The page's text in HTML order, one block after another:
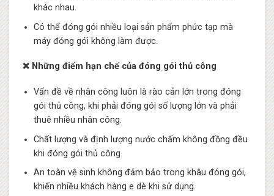
khác nhau.
Có thể đóng gói nhiều loại sản phẩm phức tạp mà
máy đóng gói không làm được.
❌ Những điểm hạn chế của đóng gói thủ công
Vấn đề về nhân công luôn là rào cản lớn trong đóng
gói thủ công, khi phải đóng gói số lượng lớn và phải
thuê nhiều nhân công.
Chất lượng và định lượng nước chấm không đồng đều
khi đóng gói thủ công.
An toàn vệ sinh không đảm bảo trong khâu đóng gói,
khiến nhiều khách hàng e dè khi sử dụng.